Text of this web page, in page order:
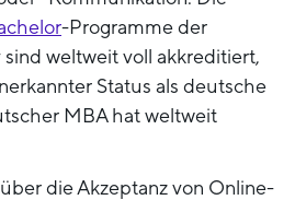
-Programme der
weltweit voll akkreditiert,
Status als deutsche
MBA hat weltweit
die Akzeptanz von Online-